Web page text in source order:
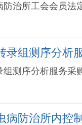
防治所工会会员法
录组测序分析
组测序分析服务采
病防治所内控